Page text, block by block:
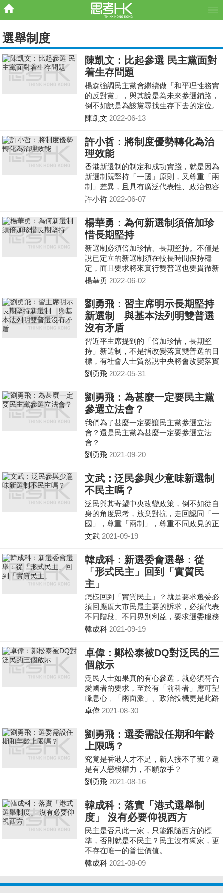
選舉制度
陳凱文：比起參選 民主黨面對
着生存問題
楊森強調民主黨會繼續做「和平理性務實
的反對黨」，與其說是為未來參選鋪路，
倒不如說是為該黨尋找生存下去的定位。
至於李永達退黨是為民主黨未來參選鋪
陳凱文 2022-06-13
許小哲：將制度優勢轉化為治
理效能
香港新選制的制定和成功實踐，就是因為
新選制既堅持「一國」原則，又尊重「兩
制」差異，且具有廣泛代表性、政治包容
性、均衡參與性、公平競爭性的優勢和特
需要的民主制度。
許小哲 2022-06-07
楊華勇：為何新選制須倍加珍
惜長期堅持
新選制必須倍加珍惜、長期堅持。不僅是
說已定立的新選制須在較長時間保持穩
定，而且要求將來實行雙普選也要貫徹新
選制所確立的「愛國者治港」原則要求，
泛代表、政治包容性、均衡參與性、公平
競爭性，確保通過選舉反映民願、集中民
智、為民謀福，有利於維護行政主導，提
升管治效能。
楊華勇 2022-06-02
劉勇飛：習主席明示長期堅持
新選制 與基本法列明雙普選
沒有矛盾
習近平主席提到的「倍加珍惜，長期堅
持」新選制，不是指改變落實雙普選的目
標，有社會人士貿然說中央將會改變落實
雙普選的目標，這種說法完全是武斷、不
人的意思，有必要立即糾正。
劉勇飛 2022-05-31
劉勇飛：為甚麼一定要民主黨
參選立法會？
我們為了甚麼一定要讓民主黨參選立法
會？還是民主黨為甚麼一定要參選立法
會？
劉勇飛 2021-09-20
文武：泛民參與少意味新選制
不民主嗎？
泛民與其寄望中央改變政策，倒不如從自
身的角度思考，放棄對抗，走回認同「一
國」，尊重「兩制」，尊重不同政見的正
途，讓自己符合「愛國者」的參選資格，
政治影響力。
文武 2021-09-19
韓成科：新選委會選舉：從
「形式民主」回到「實質民
主」
怎樣回到「實質民主」？就是要求選委必
須回應廣大市民最主要的訴求，必須代表
不同階段、不同界別利益，要求選委服務
的是廣大市民，而不是服務某些政治勢
利益服務，但「形式民主」關注的只是投
票，投票完結，民主休眠，這是形式主
義。
韓成科 2021-09-19
卓偉：鄭松泰被DQ對泛民的三
個啟示
泛民人士如果真的有心參選，就必須符合
愛國者的要求，至於有「前科者」應可望
峰息心，「兩面派」、政治投機更是此路
不通。
卓偉 2021-08-30
劉勇飛：選委需設任期和年齡
上限嗎？
究竟是香港人才不足，新人接不了班？還
是有人戀棧權力，不願放手？
劉勇飛 2021-08-16
韓成科：落實「港式選舉制
度」 沒有必要仰視西方
民主是否只此一家，只能跟隨西方的標
準，否則就是不民主？民主沒有獨家，更
不存在唯一的普世價值。
韓成科 2021-08-09